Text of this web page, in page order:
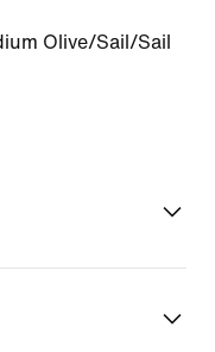
Olive/Sail/Sail